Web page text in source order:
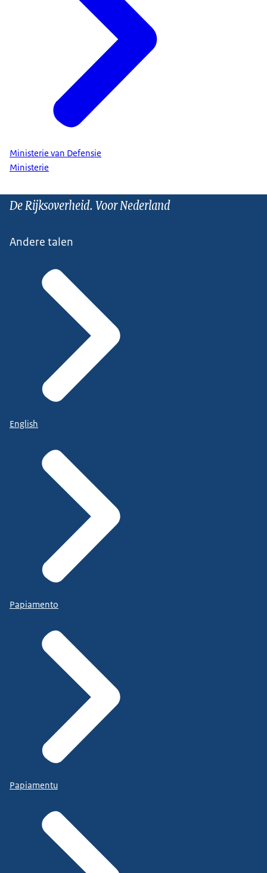
Ministerie van Defensie
Ministerie
De Rijksoverheid. Voor Nederland
Andere talen
English
Papiamento
Papiamentu